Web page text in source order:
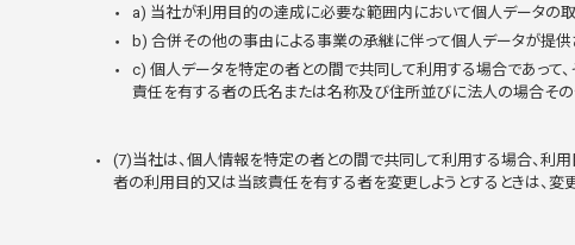
a) 当社が利用目的の達成に必要な範囲内において個人データの
b) 合併その他の事由による事業の承継に伴って個人データが提
c) 個人データを特定の者との間で共同して利用する場合であって
責任を有する者の氏名または名称及び住所並びに法人の場合その
(7)当社は、個人情報を特定の者との間で共同して利用する場合、利
者の利用目的又は当該責任を有する者を変更しようとするときは、変